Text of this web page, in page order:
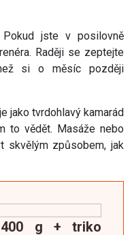
jste v posilovně
Raději se zeptejte
si o měsíc později
jako tvrdohlavý kamarád
to vědět. Masáže nebo
skvělým způsobem, jak
400 g + triko